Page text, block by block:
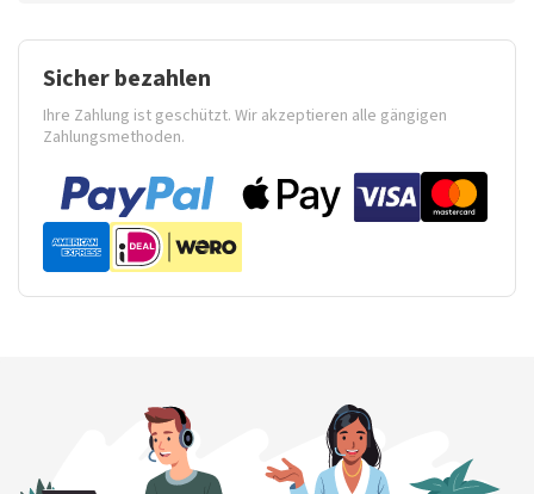
Sicher bezahlen
Ihre Zahlung ist geschützt. Wir akzeptieren alle gängigen
Zahlungsmethoden.